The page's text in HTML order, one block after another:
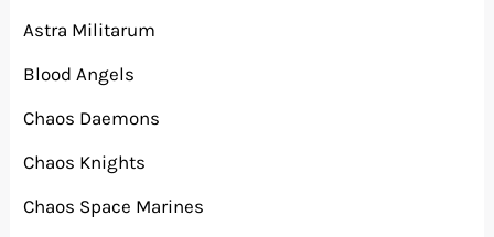
Astra Militarum
Blood Angels
Chaos Daemons
Chaos Knights
Chaos Space Marines